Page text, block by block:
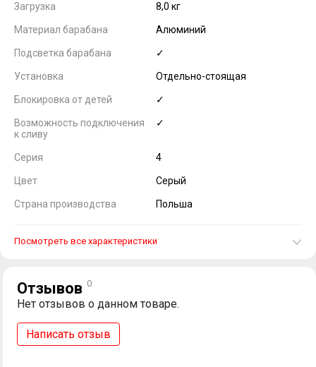
Загрузка 8,0 кг
Материал барабана Алюминий
Подсветка барабана ✓
Установка Отдельно-стоящая
Блокировка от детей ✓
Возможность подключения
к сливу
✓
Серия 4
Цвет Серый
Страна производства Польша
Посмотреть все характеристики
Отзывов 0
Нет отзывов о данном товаре.
Написать отзыв